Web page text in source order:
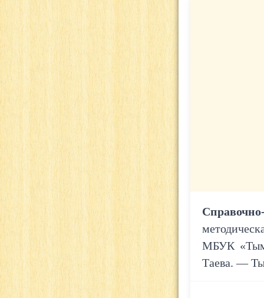
МБУК
Таева. —